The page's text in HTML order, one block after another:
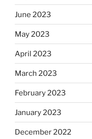
June 2023
May 2023
April 2023
March 2023
February 2023
January 2023
December 2022